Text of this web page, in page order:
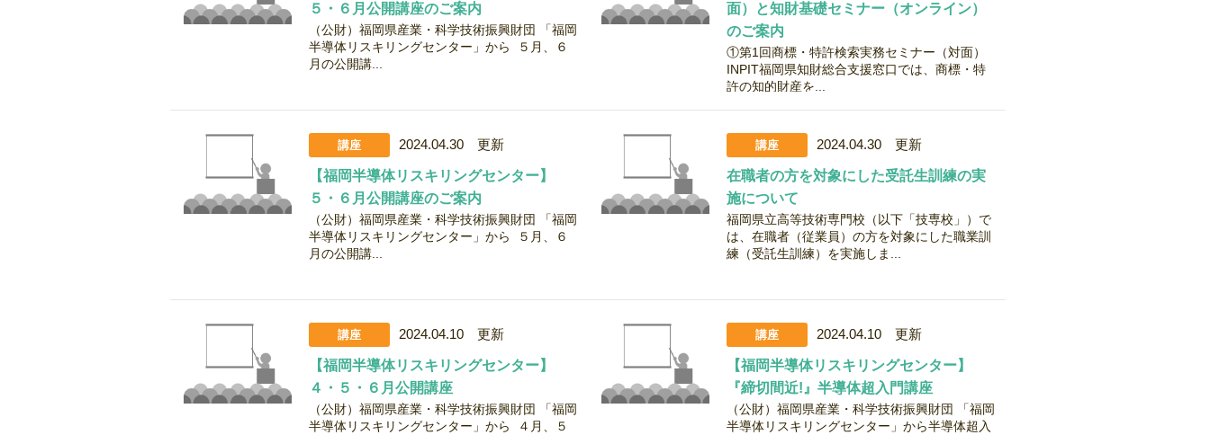
５・６月公開講座のご案内
（公財）福岡県産業・科学技術振興財団 「福岡
半導体リスキリングセンター」から ５月、６
月の公開講...
面）と知財基礎セミナー（オンライン）
のご案内
①第1回商標・特許検索実務セミナー（対面）
INPIT福岡県知財総合支援窓口では、商標・特
許の知的財産を...
講座 2024.04.30 更新
【福岡半導体リスキリングセンター】
５・６月公開講座のご案内
（公財）福岡県産業・科学技術振興財団 「福岡
半導体リスキリングセンター」から ５月、６
月の公開講...
講座 2024.04.30 更新
在職者の方を対象にした受託生訓練の実
施について
福岡県立高等技術専門校（以下「技専校」）で
は、在職者（従業員）の方を対象にした職業訓
練（受託生訓練）を実施しま...
講座 2024.04.10 更新
【福岡半導体リスキリングセンター】
４・５・６月公開講座
（公財）福岡県産業・科学技術振興財団 「福岡
半導体リスキリングセンター」から ４月、５
講座 2024.04.10 更新
【福岡半導体リスキリングセンター】
『締切間近!』半導体超入門講座
（公財）福岡県産業・科学技術振興財団 「福岡
半導体リスキリングセンター」から半導体超入